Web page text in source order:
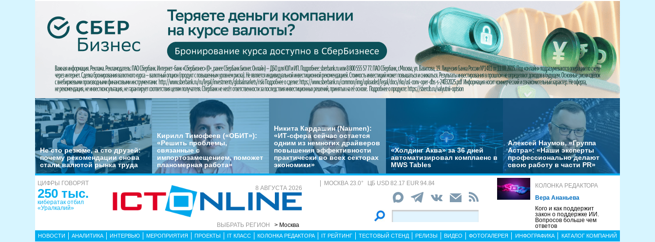
Не сто резюме, а сто друзей:
почему рекомендации снова
стали валютой рынка труда
Кирилл Тимофеев («ОБИТ»):
«Решить проблемы,
связанные с
импортозамещением, поможет
планомерная работа»
Никита Кардашин (Naumen):
«ИТ-сфера сейчас остается
одним из немногих драйверов
повышения эффективности
практически во всех секторах
экономики»
«Холдинг Аква» за 36 дней
автоматизировал комплаенс в
MWS Tables
Алексей Наумов, «Группа
Астра»: «Наши эксперты
профессионально делают
свою работу в части PR»
ЦИФРЫ ГОВОРЯТ
250 тыс.
кибератак отбил
«Уралкалий»
8 АВГУСТА 2026
ВЫБРАТЬ РЕГИОН > Москва
МОСКВА 23.0° ЦБ USD 82.17 EUR 94.84
КОЛОНКА РЕДАКТОРА
Вера Ананьева
Кого и как поддержит
закон о поддержке ИИ.
Вопросов больше чем
ответов
НОВОСТИ АНАЛИТИКА ИНТЕРВЬЮ МЕРОПРИЯТИЯ ПРОЕКТЫ IT КЛАСС КОЛОНКА РЕДАКТОРА IT РЕЙТИНГ ТЕСТОВЫЙ СТЕНД РЕЛИЗЫ ВИДЕО ФОТОГАЛЕРЕЯ ИНФОГРАФИКА КАТАЛОГ КОМПАНИЙ